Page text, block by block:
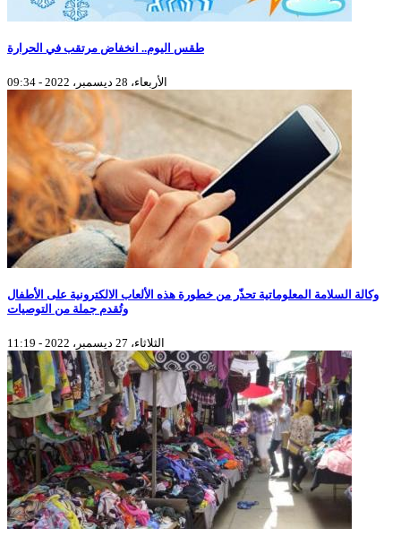
طقس اليوم.. انخفاض مرتقب في الحرارة
الأربعاء، 28 ديسمبر، 2022 - 09:34
وكالة السلامة المعلوماتية تحذّر من خطورة هذه الألعاب الالكترونية على الأطفال
وتُقدم جملة من التوصيات
الثلاثاء، 27 ديسمبر، 2022 - 11:19